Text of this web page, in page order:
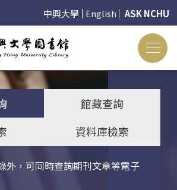
中興大學 English ASK NCHU
館藏查詢
資料庫檢索
外，可同時查詢期刊文章等電子